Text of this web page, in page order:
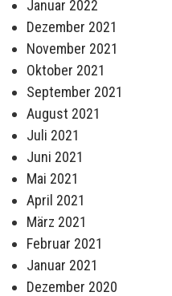
Januar 2022
Dezember 2021
November 2021
Oktober 2021
September 2021
August 2021
Juli 2021
Juni 2021
Mai 2021
April 2021
März 2021
Februar 2021
Januar 2021
Dezember 2020